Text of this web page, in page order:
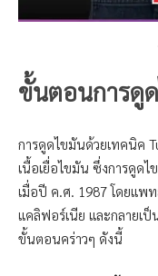
ขั้นตอนการดู
การดูดไขมันด้วยเทคนิค
เนื้อเยื่อไขมัน ซึ่งการดูด
เมื่อปี ค.ศ. 1987 โดยแพ
แคลิฟอร์เนีย และกลายเ
ขั้นตอนคร่าวๆ ดังนี้